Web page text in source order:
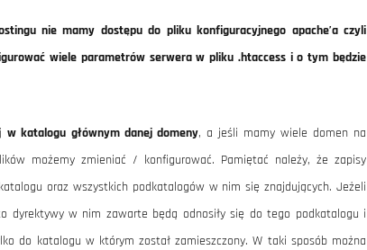
nie mamy dostępu do pliku konfiguracyjnego apache’a czyli
wiele parametrów serwera w pliku .htaccess i o tym będzie
w katalogu głównym danej domeny, a jeśli mamy wiele domen na
możemy zmieniać / konfigurować. Pamiętać należy, że zapisy
oraz wszystkich podkatalogów w nim się znajdujących. Jeżeli
dyrektywy w nim zawarte będą odnosiły się do tego podkatalogu i
do katalogu w którym został zamieszczony. W taki sposób można